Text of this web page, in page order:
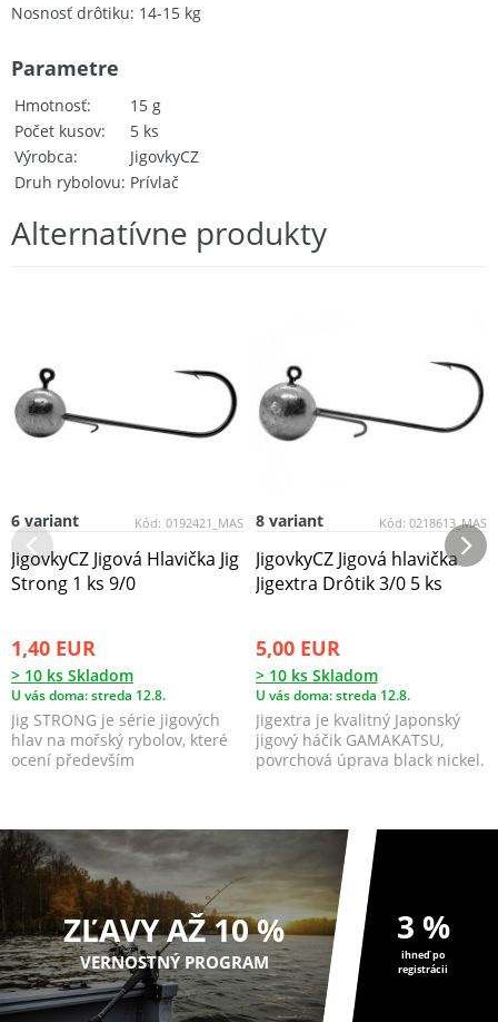
Nosnosť drôtiku: 14-15 kg
Hmotnosť
15 g
Počet kusov
5 ks
Výrobca
JigovkyCZ
Druh rybolovu Prívlač
Parametre
Alternatívne produkty
Kód: 0192421_MAS
6 variant
JigovkyCZ Jigová Hlavička Jig
Strong 1 ks 9/0
1,40 EUR
> 10 ks Skladom
U vás doma: streda 12.8.
Jig STRONG je série jigových
hlav na mořský rybolov, které
ocení především
Kód: 0218613_MAS
8 variant
JigovkyCZ Jigová hlavička
Jigextra Drôtik 3/0 5 ks
5,00 EUR
> 10 ks Skladom
U vás doma: streda 12.8.
Jigextra je kvalitný Japonský
jigový háčik GAMAKATSU,
povrchová úprava black nickel.
ZĽAVY AŽ 10 %
VERNOSTNÝ PROGRAM
3 %
ihneď po
registrácii